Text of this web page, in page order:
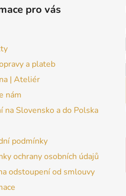
pro vás
a plateb
| Ateliér
nám
na Slovensko a do Polska
podmínky
ochrany osobních údajů
odstoupení od smlouvy